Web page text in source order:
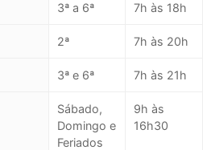
3ª a 6ª 7h às 18h
2ª 7h às 20h
3ª e 6ª 7h às 21h
Sábado,
Domingo e
Feriados
9h às
16h30